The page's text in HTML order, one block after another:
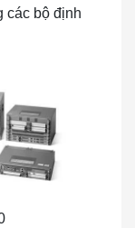
các bộ định